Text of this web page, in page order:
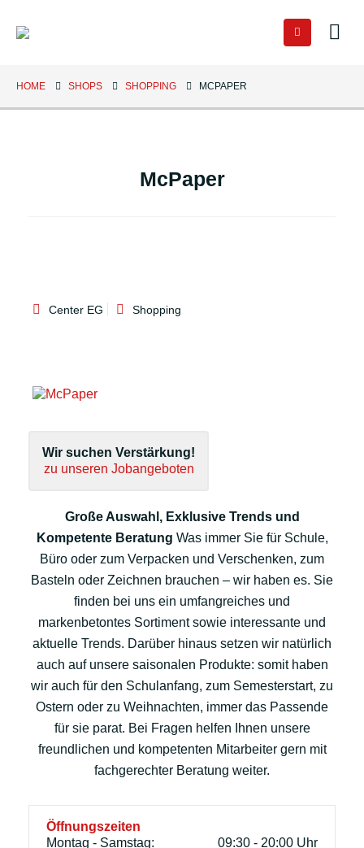
HOME SHOPS SHOPPING MCPAPER
McPaper
Center EG Shopping
Wir suchen Verstärkung!
zu unseren Jobangeboten
Große Auswahl, Exklusive Trends und
Kompetente Beratung Was immer Sie für Schule,
Büro oder zum Verpacken und Verschenken, zum
Basteln oder Zeichnen brauchen – wir haben es. Sie
finden bei uns ein umfangreiches und
markenbetontes Sortiment sowie interessante und
aktuelle Trends. Darüber hinaus setzen wir natürlich
auch auf unsere saisonalen Produkte: somit haben
wir auch für den Schulanfang, zum Semesterstart, zu
Ostern oder zu Weihnachten, immer das Passende
für sie parat. Bei Fragen helfen Ihnen unsere
freundlichen und kompetenten Mitarbeiter gern mit
fachgerechter Beratung weiter.
Öffnungszeiten
Montag - Samstag:
09:30 - 20:00 Uhr